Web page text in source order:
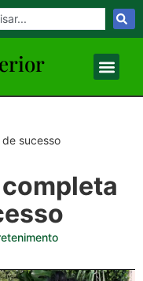
rior
sucesso